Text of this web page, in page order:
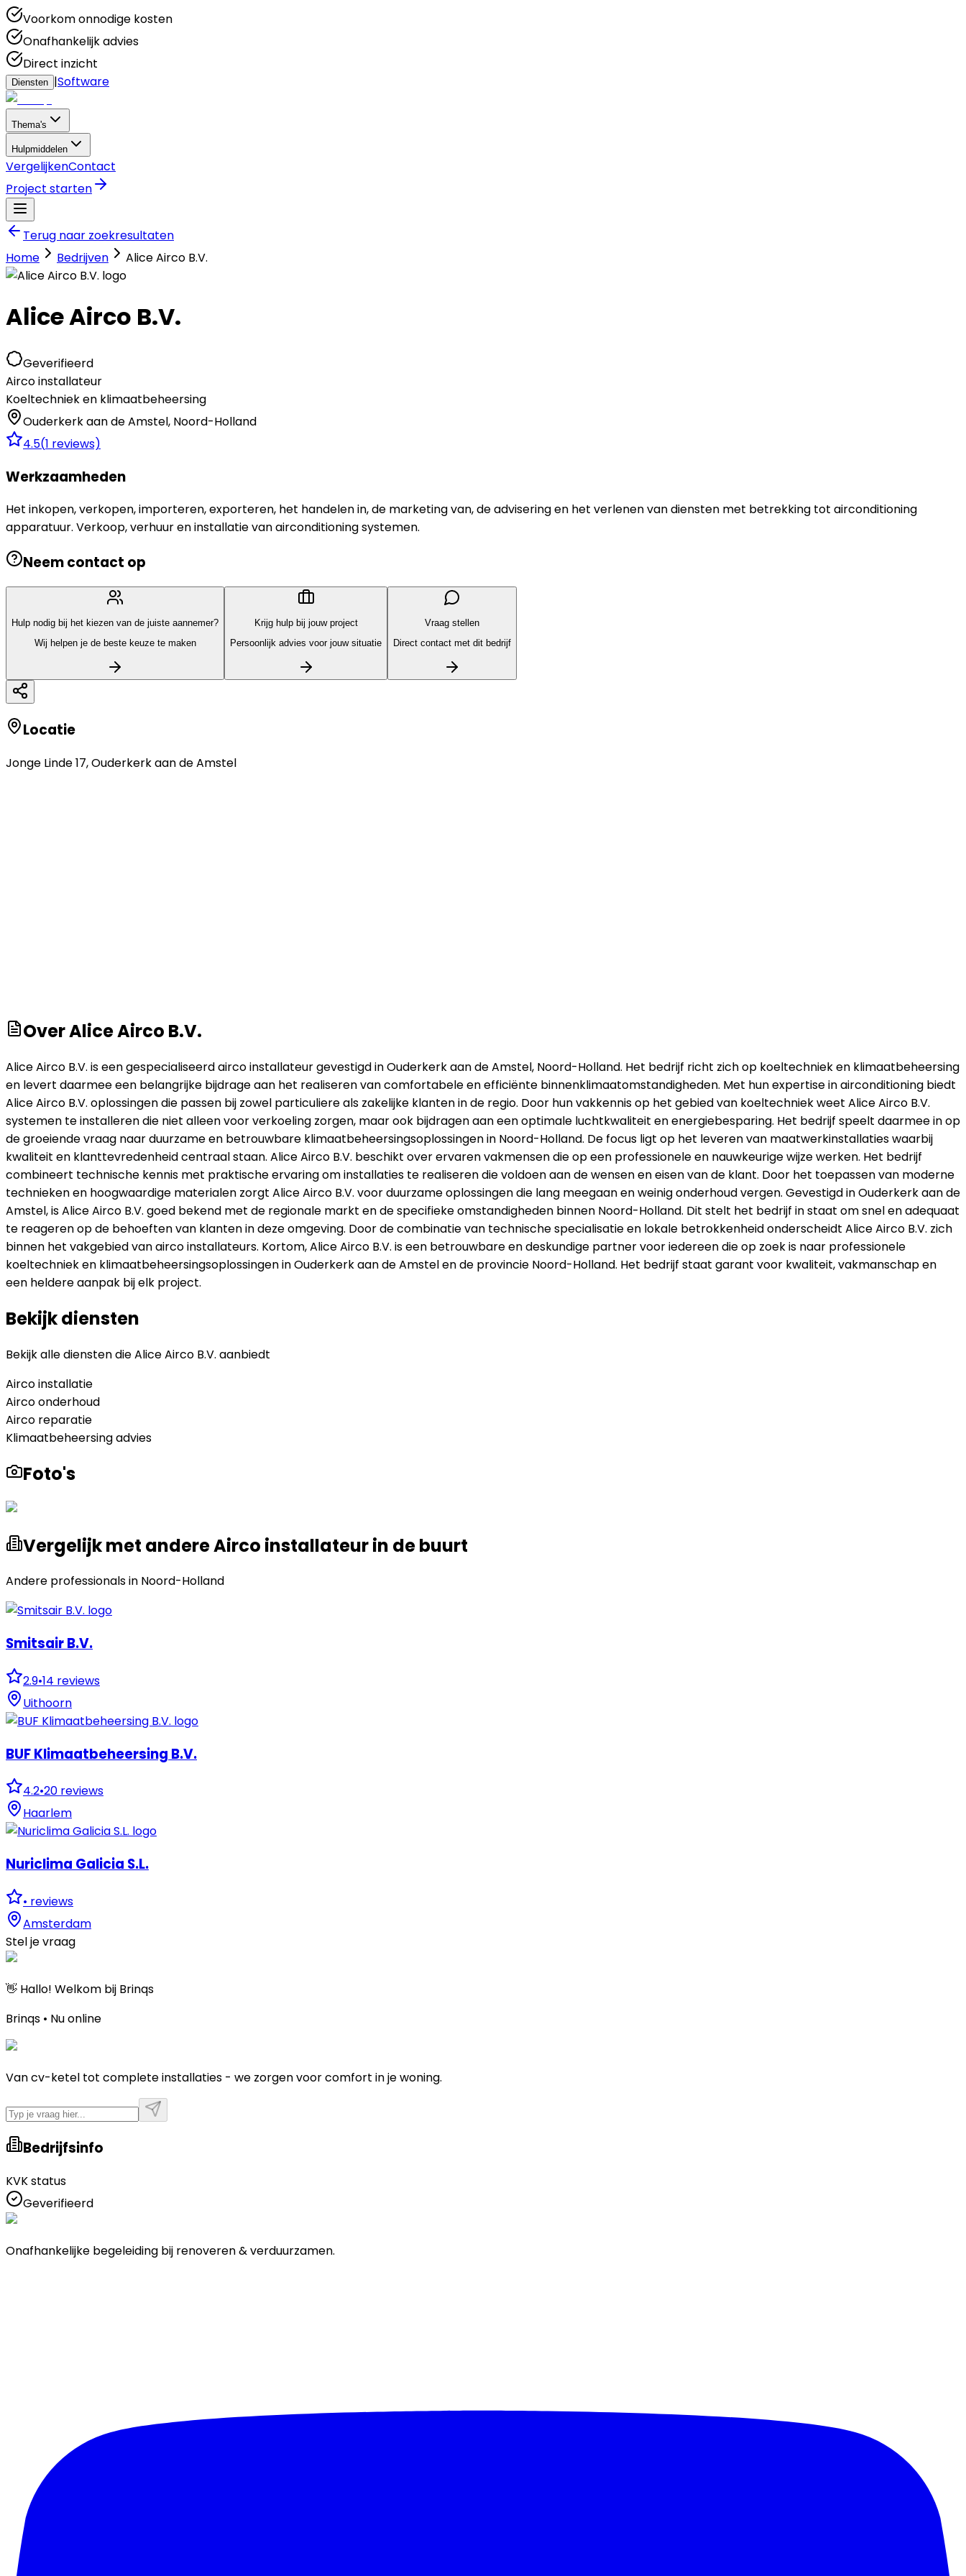
Voorkom onnodige kosten
Onafhankelijk advies
Direct inzicht
Diensten |Software
Thema's
Hulpmiddelen
VergelijkenContact
Project starten
Terug naar zoekresultaten
Home
Bedrijven Alice Airco B.V.
Alice Airco B.V.
Geverifieerd
Airco installateur
Koeltechniek en klimaatbeheersing
Ouderkerk aan de Amstel, Noord-Holland
4.5(1 reviews)
Werkzaamheden
Het inkopen, verkopen, importeren, exporteren, het handelen in, de marketing van, de advisering en het verlenen van diensten met betrekking tot airconditioning
apparatuur. Verkoop, verhuur en installatie van airconditioning systemen.
Neem contact op
Hulp nodig bij het kiezen van de juiste aannemer?
Wij helpen je de beste keuze te maken
Krijg hulp bij jouw project
Persoonlijk advies voor jouw situatie
Vraag stellen
Direct contact met dit bedrijf
Locatie
Jonge Linde 17,Ouderkerk aan de Amstel
OverAlice Airco B.V.
Alice Airco B.V. is een gespecialiseerd airco installateur gevestigd in Ouderkerk aan de Amstel, Noord-Holland. Het bedrijf richt zich op koeltechniek en klimaatbeheersing
en levert daarmee een belangrijke bijdrage aan het realiseren van comfortabele en efficiënte binnenklimaatomstandigheden. Met hun expertise in airconditioning biedt
Alice Airco B.V. oplossingen die passen bij zowel particuliere als zakelijke klanten in de regio. Door hun vakkennis op het gebied van koeltechniek weet Alice Airco B.V.
systemen te installeren die niet alleen voor verkoeling zorgen, maar ook bijdragen aan een optimale luchtkwaliteit en energiebesparing. Het bedrijf speelt daarmee in op
de groeiende vraag naar duurzame en betrouwbare klimaatbeheersingsoplossingen in Noord-Holland. De focus ligt op het leveren van maatwerkinstallaties waarbij
kwaliteit en klanttevredenheid centraal staan. Alice Airco B.V. beschikt over ervaren vakmensen die op een professionele en nauwkeurige wijze werken. Het bedrijf
combineert technische kennis met praktische ervaring om installaties te realiseren die voldoen aan de wensen en eisen van de klant. Door het toepassen van moderne
technieken en hoogwaardige materialen zorgt Alice Airco B.V. voor duurzame oplossingen die lang meegaan en weinig onderhoud vergen. Gevestigd in Ouderkerk aan de
Amstel, is Alice Airco B.V. goed bekend met de regionale markt en de specifieke omstandigheden binnen Noord-Holland. Dit stelt het bedrijf in staat om snel en adequaat
te reageren op de behoeften van klanten in deze omgeving. Door de combinatie van technische specialisatie en lokale betrokkenheid onderscheidt Alice Airco B.V. zich
binnen het vakgebied van airco installateurs. Kortom, Alice Airco B.V. is een betrouwbare en deskundige partner voor iedereen die op zoek is naar professionele
koeltechniek en klimaatbeheersingsoplossingen in Ouderkerk aan de Amstel en de provincie Noord-Holland. Het bedrijf staat garant voor kwaliteit, vakmanschap en
een heldere aanpak bij elk project.
Bekijk diensten
Bekijk alle diensten dieAlice Airco B.V. aanbiedt
Airco installatie
Airco onderhoud
Airco reparatie
Klimaatbeheersing advies
Foto's
Vergelijk met andere Airco installateur in de buurt
Andere professionals in Noord-Holland
Smitsair B.V.
2.9•14 reviews
Uithoorn
BUF Klimaatbeheersing B.V.
4.2•20 reviews
Haarlem
Nuriclima Galicia S.L.
• reviews
Amsterdam
Stel je vraag
👋 Hallo! Welkom bij Brinqs
Brinqs • Nu online
Van cv-ketel tot complete installaties - we zorgen voor comfort in je woning.
Bedrijfsinfo
KVK status
Geverifieerd
Onafhankelijke begeleiding bij renoveren & verduurzamen.